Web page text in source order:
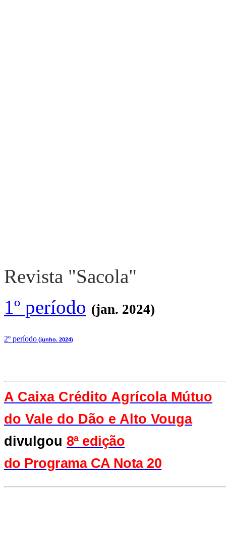
Revista "Sacola"
1º período (jan. 2024)
2º período (junho. 2024)
A Caixa Crédito Agrícola Mútuo
do Vale do Dão e Alto Vouga
divulgou 8ª edição
do Programa CA Nota 20